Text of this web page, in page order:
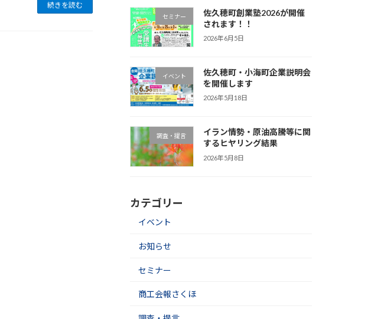
続きを読む
セミナー
佐久穂町創業塾2026が開催
されます！！
2026年6月5日
イベント
佐久穂町・小海町企業説明会
を開催します
2026年5月18日
調査・提言
イラン情勢・原油高騰等に関
するヒヤリング結果
2026年5月8日
カテゴリー
イベント
お知らせ
セミナー
商工会報さくほ